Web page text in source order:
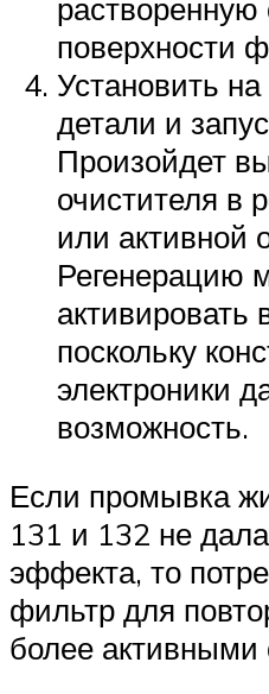
растворенную
поверхности
Установить
детали и
Произойдет
очистителя в
или активной
Регенерацию
поскольку
электроники
возможность.
Если промывка
131 и 132 не
эффекта, то
фильтр для
более активными